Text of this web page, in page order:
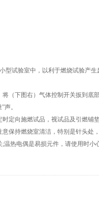
试验室中，以利于燃烧试验产生
（下图右）气体控制开关扳到底
声。
定向施燃试品，视试品及引燃铺
保持燃烧室清洁，特别是针头处
热电偶是易损元件，请使用时小